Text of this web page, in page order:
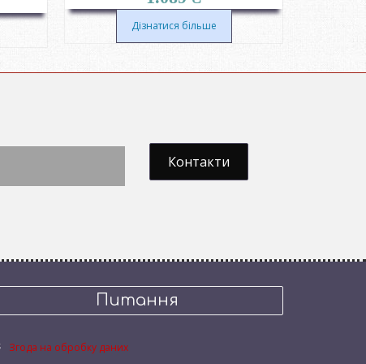
Дізнатися більше
Контакти
Питання
Згода на обробку даних